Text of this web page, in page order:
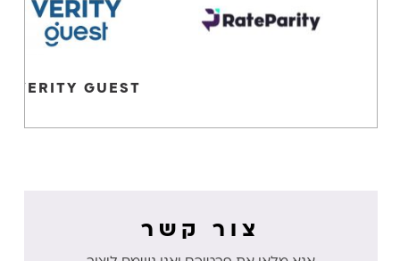
VERITY GUEST
צור קשר